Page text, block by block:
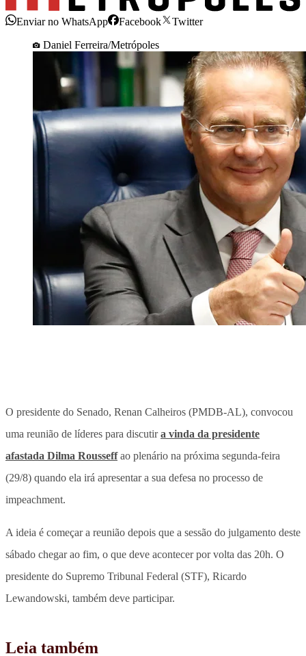
Enviar no WhatsApp Facebook
Twitter
Daniel Ferreira/Metrópoles
O presidente do Senado, Renan Calheiros (PMDB-AL), convocou
uma reunião de líderes para discutira vinda da presidente
afastada Dilma Rousseffao plenário na próxima segunda-feira
(29/8) quando ela irá apresentar a sua defesa no processo de
impeachment.
A ideia é começar a reunião depois que a sessão do julgamento deste
sábado chegar ao fim, o que deve acontecer por volta das 20h. O
presidente do Supremo Tribunal Federal (STF), Ricardo
Lewandowski, também deve participar.
Leia também